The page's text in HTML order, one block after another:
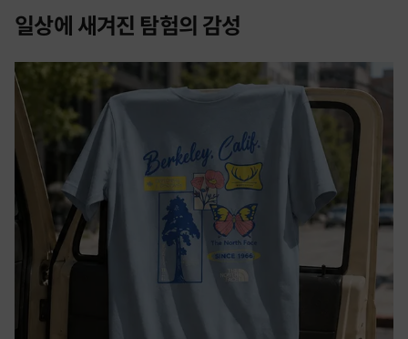
일상에 새겨진 탐험의 감성